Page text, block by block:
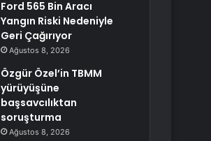
Ford 565 Bin Aracı
Yangın Riski Nedeniyle
Geri Çağırıyor
Ağustos 8, 2026
Özgür Özel’in TBMM
yürüyüşüne
başsavcılıktan
soruşturma
Ağustos 8, 2026